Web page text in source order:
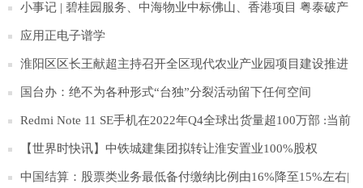
小事记 | 碧桂园服务、中海物业中标佛山、香港项目 粤泰破产
清算案通过
应用正电子谱学
淮阳区区长王献超主持召开全区现代农业产业园项目建设推进
会
国台办：绝不为各种形式“台独”分裂活动留下任何空间
Redmi Note 11 SE手机在2022年Q4全球出货量超100万部 :当前
观点
【世界时快讯】中铁城建集团拟转让淮安置业100%股权
中国结算：股票类业务最低备付缴纳比例由16%降至15%左右|